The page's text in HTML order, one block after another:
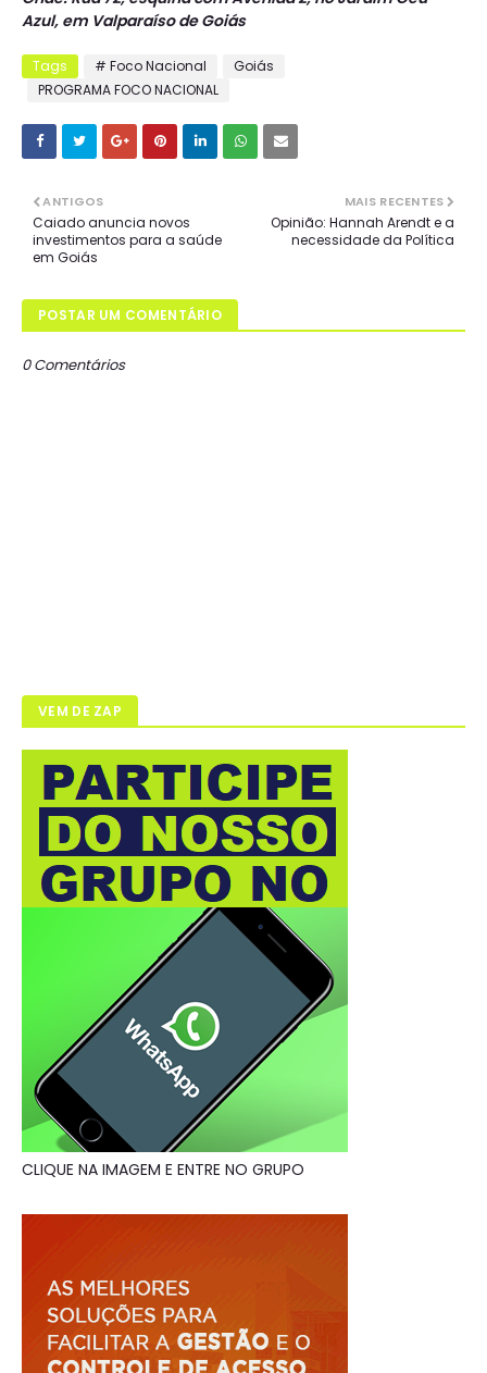
Azul, em Valparaíso de Goiás
Tags # Foco Nacional
Goiás
PROGRAMA FOCO NACIONAL
MAIS RECENTES
Opinião: Hannah Arendt e a
necessidade da Política
ANTIGOS
Caiado anuncia novos
investimentos para a saúde
em Goiás
POSTAR UM COMENTÁRIO
0 Comentários
VEM DE ZAP
CLIQUE NA IMAGEM E ENTRE NO GRUPO